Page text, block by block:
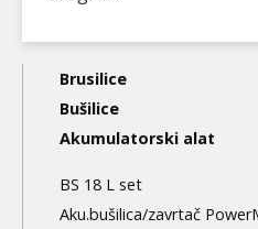
Main
navigation
3nd
level
Brusilice
Bušilice
Akumulatorski alat
BS 18 L set
Aku.bušilica/zavrtač